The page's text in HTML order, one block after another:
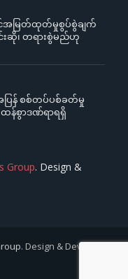
င်အမြတ်ထုတ်မှုစွပ်စွဲချက်
င်းဆို၊ တရားစွဲမည်ဟု
ြန် စစ်တပ်ပစ်ခတ်မှု
ထန်စွာဒဏ်ရာရရှိ
Group. Design &
. Design & Developed